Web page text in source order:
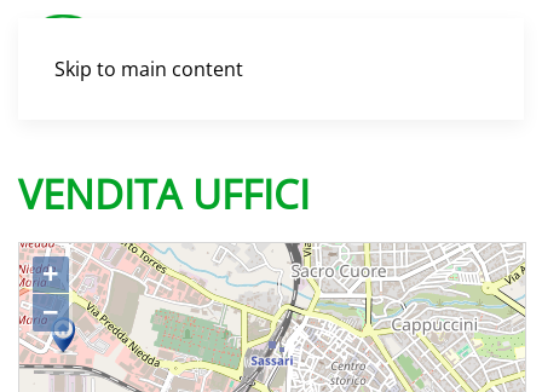
Skip to main content
VENDITA UFFICI
+
−